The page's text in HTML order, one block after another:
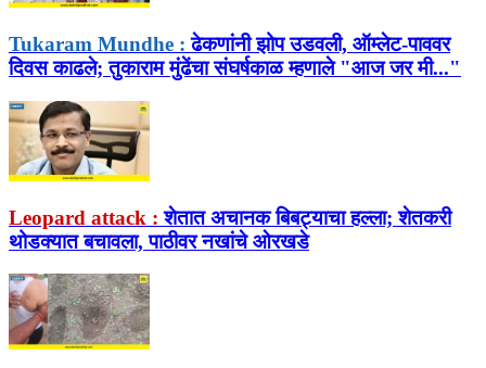
Tukaram Mundhe : ढेकणांनी झोप उडवली, ऑम्लेट-पाववर
दिवस काढले; तुकाराम मुंढेंचा संघर्षकाळ म्हणाले "आज जर मी..."
Leopard attack : शेतात अचानक बिबट्याचा हल्ला; शेतकरी
थोडक्यात बचावला, पाठीवर नखांचे ओरखडे